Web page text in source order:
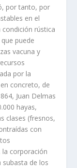
por tanto, por
en el
rústica
puede
vacuna y
por la
concreto, de
Juan Delmas
hayas,
clases (fresnos,
con
la corporación
subasta de los